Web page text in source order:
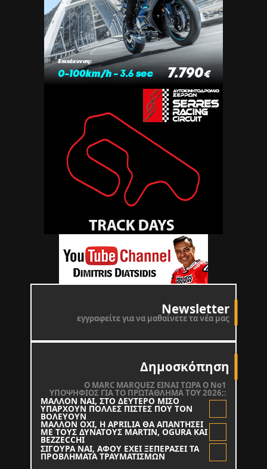
Newsletter
εγγραφείτε για να μαθαίνετε τα νέα μας
Δημοσκόπηση
O MARC MARQUEZ ΕΙΝΑΙ ΤΩΡΑ Ο Νο1
ΥΠΟΨΗΦΙΟΣ ΓΙΑ ΤΟ ΠΡΩΤΑΘΛΗΜΑ ΤΟΥ 2026;:
ΜΑΛΛΟΝ ΝΑΙ, ΣΤΟ ΔΕΥΤΕΡΟ ΜΙΣΟ
ΥΠΑΡΧΟΥΝ ΠΟΛΛΕΣ ΠΙΣΤΕΣ ΠΟΥ ΤΟΝ
ΒΟΛΕΥΟΥΝ
ΜΑΛΛΟΝ ΟΧΙ, Η APRILIA ΘΑ ΑΠΑΝΤΗΣΕΙ
ΜΕ ΤΟΥΣ ΔΥΝΑΤΟΥΣ MARTIN, OGURA KAI
BEZZECCHI
ΣΙΓΟΥΡΑ ΝΑΙ, ΑΦΟΥ ΕΧΕΙ ΞΕΠΕΡΑΣΕΙ ΤΑ
ΠΡΟΒΛΗΜΑΤΑ ΤΡΑΥΜΑΤΙΣΜΩΝ